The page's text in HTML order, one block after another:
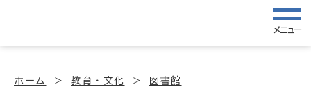
メニュー
ホーム 教育・文化 図書館